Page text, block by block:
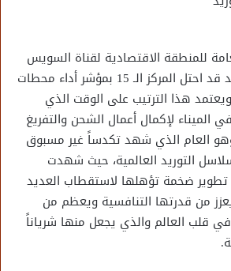
للمنطقة الاقتصادية لقناة السويس
أن ميناء شرق بورسعيد قد احتل المركز الـ 15 بمؤشر أداء محطات
هذا الترتيب على الوقت الذي
الميناء لإكمال أعمال الشحن والتفريغ
عام 2021، وهو العام الذي شهد تكدساً غير مسبوق
التوريد العالمية، حيث شهدت
تطوير ضخمة تؤهلها لاستقطاب العديد
من قدرتها التنافسية ويعظم من
قلب العالم والذي يجعل منها شرياناً